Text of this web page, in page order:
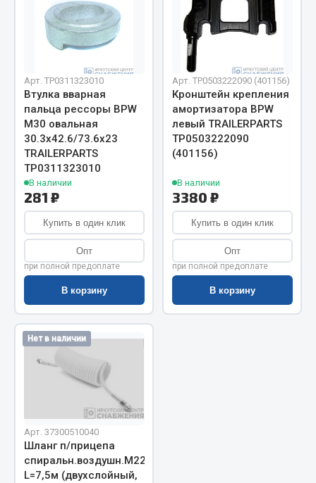
Рукава высокого давления
Показать ещё
Весь раздел
Автомобильная электрика
Автолампы
Блоки реле и предохранителей
Вилки нагрузочные
Выключатели и переключатели клавишные
Выключатели кнопочные
Выключатель массы
Изолента
Показать ещё
Весь раздел
Запчасти на полуприцепы
Амортизаторы для полуприцепов
Весь раздел
Арт. ТР0311323010
Втулка вварная
пальца рессоры BPW
M30 овальная
30.3х42.6/73.6х23
TRAILERPARTS
ТР0311323010
В наличии
281 ₽
Купить в один клик
Опт
при полной предоплате
В корзину
Арт. ТР0503222090 (401156)
Кронштейн крепления
амортизатора BPW
левый TRAILERPARTS
ТР0503222090
(401156)
В наличии
3380 ₽
Купить в один клик
Опт
при полной предоплате
В корзину
Нет в наличии
Арт. 37300510040
Шланг п/прицепа
спиральн.воздушн.М22
L=7,5м (двухслойный,